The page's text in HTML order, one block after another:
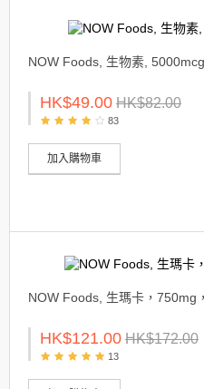
NOW Foods, 生物素,
HK$49.00 HK$82.00
83
加入購物車
NOW Foods, 生瑪卡，750mg
HK$121.00 HK$172.00
13